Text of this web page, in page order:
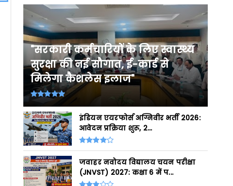
"सरकारी कर्मचारियों के लिए स्वास्थ्य
सुरक्षा की नई सौगात, ई-कार्ड से
मिलेगा कैशलेस इलाज"
इंडियन एयरफोर्स अग्निवीर भर्ती 2026:
आवेदन प्रक्रिया शुरू, 2...
जवाहर नवोदय विद्यालय चयन परीक्षा
(JNVST) 2027: कक्षा 6 में प...